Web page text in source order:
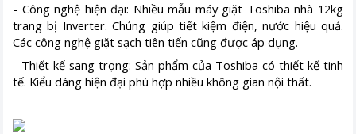
- Công nghệ hiện đại: Nhiều mẫu máy giặt Toshiba nhà 12kg
trang bị Inverter. Chúng giúp tiết kiệm điện, nước hiệu quả.
Các công nghệ giặt sạch tiên tiến cũng được áp dụng.
- Thiết kế sang trọng: Sản phẩm của Toshiba có thiết kế tinh
tế. Kiểu dáng hiện đại phù hợp nhiều không gian nội thất.